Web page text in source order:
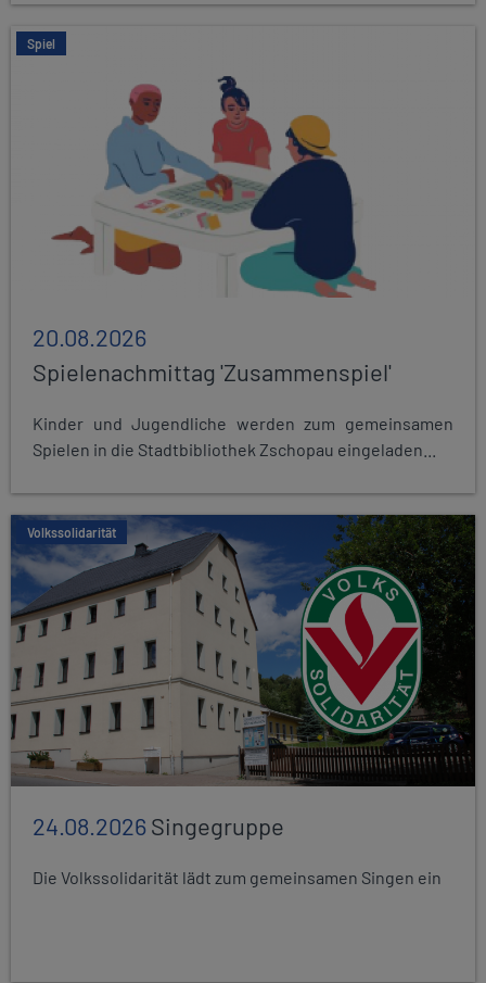
Spiel
20.08.2026
Spielenachmittag 'Zusammenspiel'
Kinder und Jugendliche werden zum gemeinsamen
Spielen in die Stadtbibliothek Zschopau eingeladen...
Volkssolidarität
24.08.2026Singegruppe
Die Volkssolidarität lädt zum gemeinsamen Singen ein